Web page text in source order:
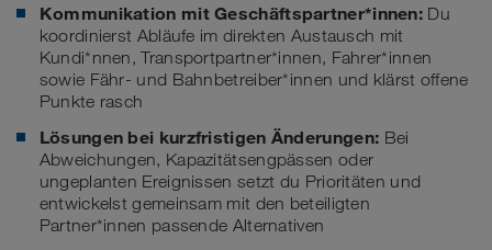
Kommunikation mit Geschäftspartner*innen: Du
koordinierst Abläufe im direkten Austausch mit
Kundi*nnen, Transportpartner*innen, Fahrer*innen
sowie Fähr- und Bahnbetreiber*innen und klärst offene
Punkte rasch
Lösungen bei kurzfristigen Änderungen: Bei
Abweichungen, Kapazitätsengpässen oder
ungeplanten Ereignissen setzt du Prioritäten und
entwickelst gemeinsam mit den beteiligten
Partner*innen passende Alternativen